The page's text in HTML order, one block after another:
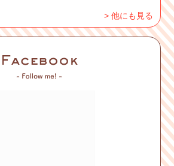
> 他にも見る